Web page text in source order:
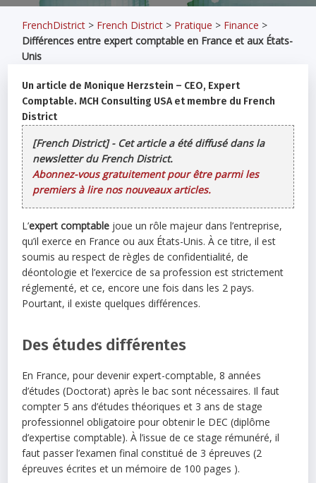
FrenchDistrict > French District > Pratique > Finance >
Différences entre expert comptable en France et aux États-
Unis
Un article de Monique Herzstein – CEO, Expert
Comptable. MCH Consulting USA et membre du French
District
[French District] - Cet article a été diffusé dans la
newsletter du French District.
Abonnez-vous gratuitement pour être parmi les
premiers à lire nos nouveaux articles.
L’expert comptable joue un rôle majeur dans l’entreprise,
qu’il exerce en France ou aux États-Unis. À ce titre, il est
soumis au respect de règles de confidentialité, de
déontologie et l’exercice de sa profession est strictement
réglementé, et ce, encore une fois dans les 2 pays.
Pourtant, il existe quelques différences.
Des études différentes
En France, pour devenir expert-comptable, 8 années
d’études (Doctorat) après le bac sont nécessaires. Il faut
compter 5 ans d’études théoriques et 3 ans de stage
professionnel obligatoire pour obtenir le DEC (diplôme
d’expertise comptable). À l’issue de ce stage rémunéré, il
faut passer l’examen final constitué de 3 épreuves (2
épreuves écrites et un mémoire de 100 pages ).